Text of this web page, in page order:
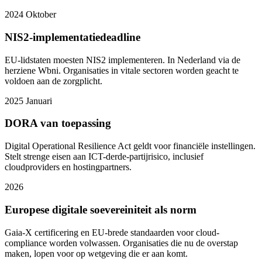
2024 Oktober
NIS2-implementatiedeadline
EU-lidstaten moesten NIS2 implementeren. In Nederland via de
herziene Wbni. Organisaties in vitale sectoren worden geacht te
voldoen aan de zorgplicht.
2025 Januari
DORA van toepassing
Digital Operational Resilience Act geldt voor financiële instellingen.
Stelt strenge eisen aan ICT-derde-partijrisico, inclusief
cloudproviders en hostingpartners.
2026
Europese digitale soevereiniteit als norm
Gaia-X certificering en EU-brede standaarden voor cloud-
compliance worden volwassen. Organisaties die nu de overstap
maken, lopen voor op wetgeving die er aan komt.